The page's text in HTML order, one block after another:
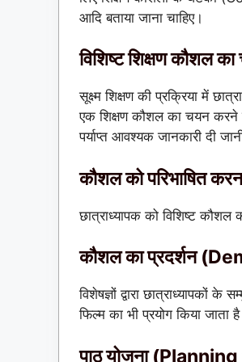
आदि बताया जाना चाहिए।
विशिष्ट शिक्षण
सूक्ष्म शिक्षण की प्रक्रिया में
एक शिक्षण कौशल का चयन करने
पर्याप्त आवश्यक जानकारी दी
कौशल को परिभाषित
छात्राध्यापक को विशिष्ट कौशल
कौशल का प्रदर्शन
विशेषज्ञों द्वारा छात्राध्यापकों
फिल्म का भी प्रयोग किया जाता
पाठ योजना